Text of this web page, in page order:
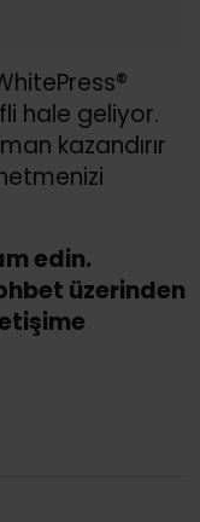
hale geliyor.
kazandırır
edin.
üzerinden